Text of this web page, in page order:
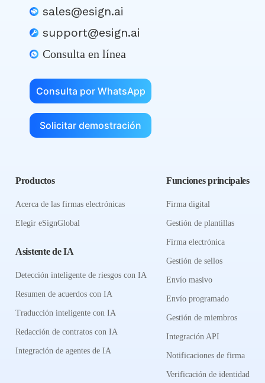
sales@esign.ai
support@esign.ai
Consulta en línea
Consulta por WhatsApp
Solicitar demostración
Productos
Acerca de las firmas electrónicas
Elegir eSignGlobal
Asistente de IA
Detección inteligente de riesgos con IA
Resumen de acuerdos con IA
Traducción inteligente con IA
Redacción de contratos con IA
Integración de agentes de IA
Funciones principales
Firma digital
Gestión de plantillas
Firma electrónica
Gestión de sellos
Envío masivo
Envío programado
Gestión de miembros
Integración API
Notificaciones de firma
Verificación de identidad